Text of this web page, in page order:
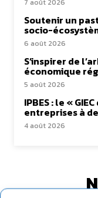
7 août 2026
Soutenir un
socio-
6 août 2026
S’inspirer de
économique
5 août 2026
IPBES : le «
entreprises à
4 août 2026